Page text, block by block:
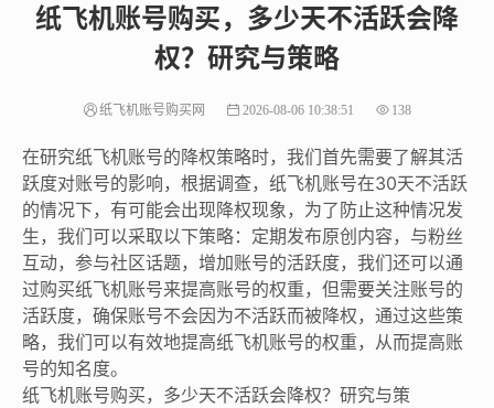
纸飞机账号购买，多少天不活跃会降
权？研究与策略
纸飞机账号购买网 2026-08-06 10:38:51 138
在研究纸飞机账号的降权策略时，我们首先需要了解其活
跃度对账号的影响，根据调查，纸飞机账号在30天不活跃
的情况下，有可能会出现降权现象，为了防止这种情况发
生，我们可以采取以下策略：定期发布原创内容，与粉丝
互动，参与社区话题，增加账号的活跃度，我们还可以通
过购买纸飞机账号来提高账号的权重，但需要关注账号的
活跃度，确保账号不会因为不活跃而被降权，通过这些策
略，我们可以有效地提高纸飞机账号的权重，从而提高账
号的知名度。
纸飞机账号购买，多少天不活跃会降权？研究与策